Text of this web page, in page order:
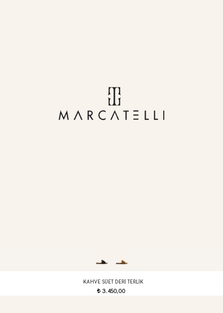
KAHVE SÜET DERI TERLIK
t3.450,00